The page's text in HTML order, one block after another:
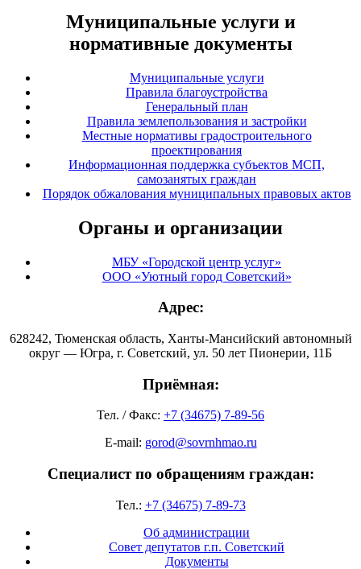
Муниципальные услуги и
нормативные документы
Муниципальные услуги
Правила благоустройства
Генеральный план
Правила землепользования и застройки
Местные нормативы градостроительного
проектирования
Информационная поддержка субъектов МСП,
самозанятых граждан
Порядок обжалования муниципальных правовых актов
Органы и организации
МБУ «Городской центр услуг»
ООО «Уютный город Советский»
Адрес:
628242, Тюменская область, Ханты-Мансийский автономный
округ — Югра, г. Советский, ул. 50 лет Пионерии, 11Б
Приёмная:
Тел. / Факс: +7 (34675) 7-89-56
E-mail: gorod@sovrnhmao.ru
Специалист по обращениям граждан:
Тел.: +7 (34675) 7-89-73
Об администрации
Совет депутатов г.п. Советский
Документы